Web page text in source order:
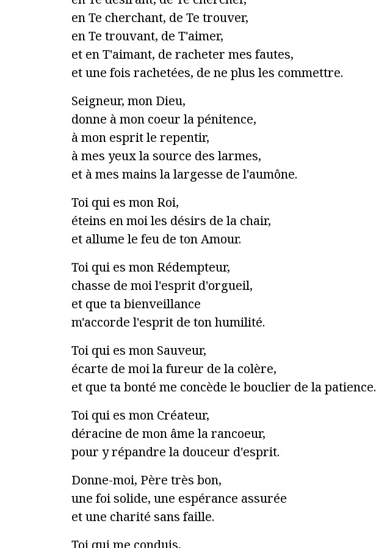
en Te cherchant, de Te trouver,
en Te trouvant, de T'aimer,
et en T'aimant, de racheter mes fautes,
et une fois rachetées, de ne plus les commettre.
Seigneur, mon Dieu,
donne à mon coeur la pénitence,
à mon esprit le repentir,
à mes yeux la source des larmes,
et à mes mains la largesse de l'aumône.
Toi qui es mon Roi,
éteins en moi les désirs de la chair,
et allume le feu de ton Amour.
Toi qui es mon Rédempteur,
chasse de moi l'esprit d'orgueil,
et que ta bienveillance
m'accorde l'esprit de ton humilité.
Toi qui es mon Sauveur,
écarte de moi la fureur de la colère,
et que ta bonté me concède le bouclier de la patience.
Toi qui es mon Créateur,
déracine de mon âme la rancoeur,
pour y répandre la douceur d'esprit.
Donne-moi, Père très bon,
une foi solide, une espérance assurée
et une charité sans faille.
Toi qui me conduis,